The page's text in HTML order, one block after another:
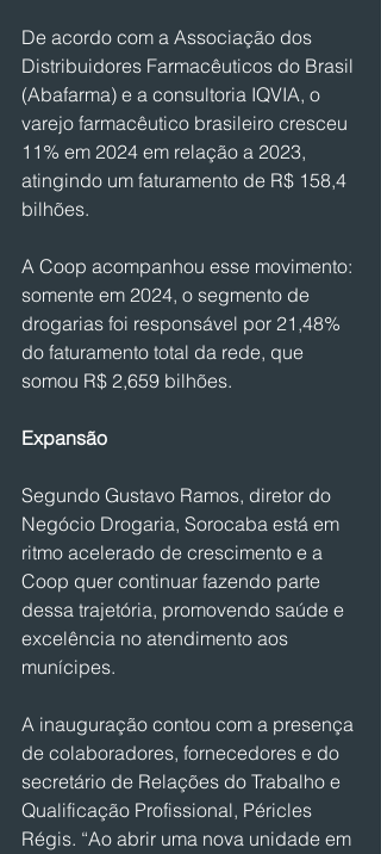
De acordo com a Associação dos
Distribuidores Farmacêuticos do Brasil
(Abafarma) e a consultoria IQVIA, o
varejo farmacêutico brasileiro cresceu
11% em 2024 em relação a 2023,
atingindo um faturamento de R$ 158,4
bilhões.
A Coop acompanhou esse movimento:
somente em 2024, o segmento de
drogarias foi responsável por 21,48%
do faturamento total da rede, que
somou R$ 2,659 bilhões.
Expansão
Segundo Gustavo Ramos, diretor do
Negócio Drogaria, Sorocaba está em
ritmo acelerado de crescimento e a
Coop quer continuar fazendo parte
dessa trajetória, promovendo saúde e
excelência no atendimento aos
munícipes.
A inauguração contou com a presença
de colaboradores, fornecedores e do
secretário de Relações do Trabalho e
Qualificação Profissional, Péricles
Régis. “Ao abrir uma nova unidade em